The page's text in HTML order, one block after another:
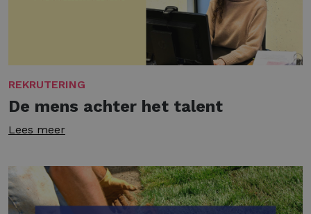
REKRUTERING
De mens achter het talent
Lees meer